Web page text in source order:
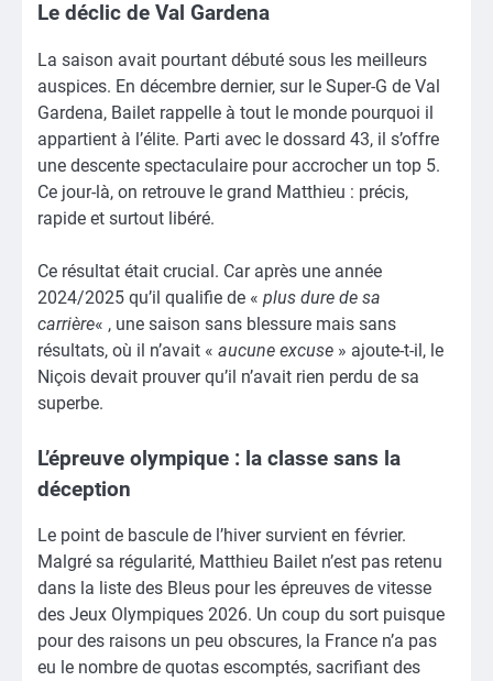
Le déclic de Val Gardena
La saison avait pourtant débuté sous les meilleurs
auspices. En décembre dernier, sur le Super-G de Val
Gardena, Bailet rappelle à tout le monde pourquoi il
appartient à l’élite. Parti avec le dossard 43, il s’offre
une descente spectaculaire pour accrocher un top 5.
Ce jour-là, on retrouve le grand Matthieu : précis,
rapide et surtout libéré.
Ce résultat était crucial. Car après une année
2024/2025 qu’il qualifie de « plus dure de sa
carrière« , une saison sans blessure mais sans
résultats, où il n’avait « aucune excuse » ajoute-t-il, le
Niçois devait prouver qu’il n’avait rien perdu de sa
superbe.
L’épreuve olympique : la classe sans la
déception
Le point de bascule de l’hiver survient en février.
Malgré sa régularité, Matthieu Bailet n’est pas retenu
dans la liste des Bleus pour les épreuves de vitesse
des Jeux Olympiques 2026. Un coup du sort puisque
pour des raisons un peu obscures, la France n’a pas
eu le nombre de quotas escomptés, sacrifiant des